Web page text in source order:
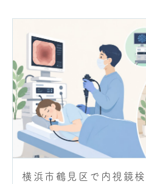
横浜市鶴見区で内視鏡